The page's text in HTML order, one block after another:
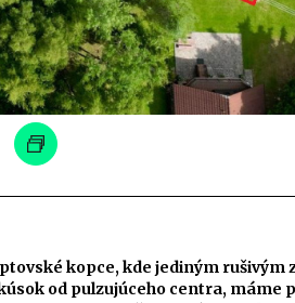
kopce, kde jediným rušivým
od pulzujúceho centra, máme